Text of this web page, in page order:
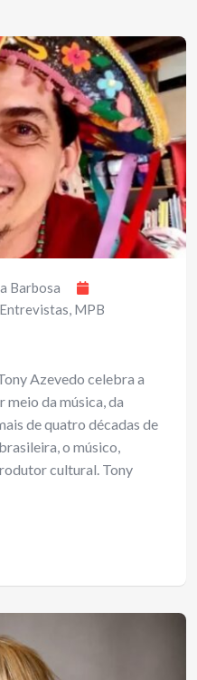
Barbosa
Entrevistas, MPB
Azevedo celebra a
da música, da
de quatro décadas de
o músico,
cultural. Tony